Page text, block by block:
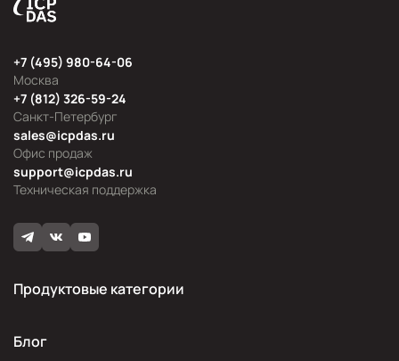
Москва
+7 (495) 980-64-06
Офис продаж
sales@icpdas.ru
Санкт-Петербург
+7 (812) 326-59-24
Техническая поддержка
support@icpdas.ru
Продуктовые категории
Блог